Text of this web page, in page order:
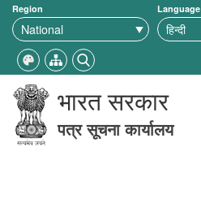
Region Language
भारत सरकार
पत्र सूचना कार्यालय